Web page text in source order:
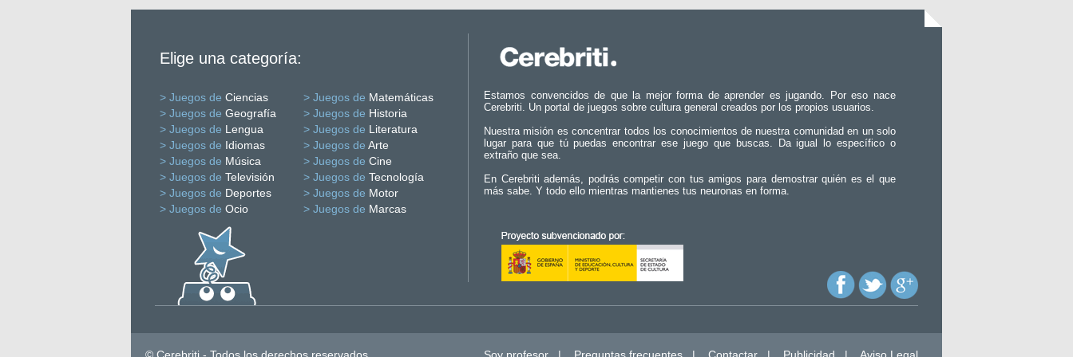
Elige una categoría:
> Juegos de Ciencias > Juegos de Matemáticas
> Juegos de Geografía > Juegos de Historia
> Juegos de Lengua > Juegos de Literatura
> Juegos de Idiomas > Juegos de Arte
> Juegos de Música > Juegos de Cine
> Juegos de Televisión > Juegos de Tecnología
> Juegos de Deportes > Juegos de Motor
> Juegos de Ocio > Juegos de Marcas
Estamos convencidos de que la mejor forma de aprender es jugando. Por eso nace
Cerebriti. Un portal de juegos sobre cultura general creados por los propios usuarios.
Nuestra misión es concentrar todos los conocimientos de nuestra comunidad en un solo
lugar para que tú puedas encontrar ese juego que buscas. Da igual lo específico o
extraño que sea.
En Cerebriti además, podrás competir con tus amigos para demostrar quién es el que
más sabe. Y todo ello mientras mantienes tus neuronas en forma.